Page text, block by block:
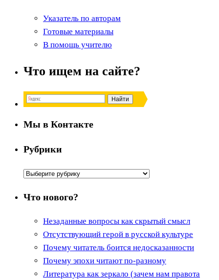
Указатель по авторам
Готовые материалы
В помощь учителю
Что ищем на сайте?
Мы в Контакте
Рубрики
Рубрики
Что нового?
Незаданные вопросы как скрытый смысл
Отсутствующий герой в русской культуре
Почему читатель боится недосказанности
Почему эпохи читают по-разному
Литература как зеркало (зачем нам правота